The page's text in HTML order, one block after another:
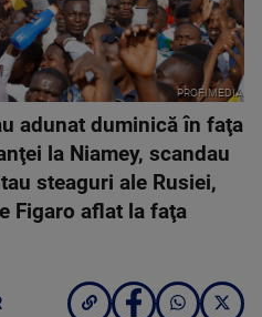
PROFIMEDIA
adunat duminică în faţa
la Niamey, scandau
steaguri ale Rusiei,
Figaro aflat la faţa